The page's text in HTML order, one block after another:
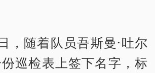
，随着队员吾斯曼·吐尔
巡检表上签下名字，标